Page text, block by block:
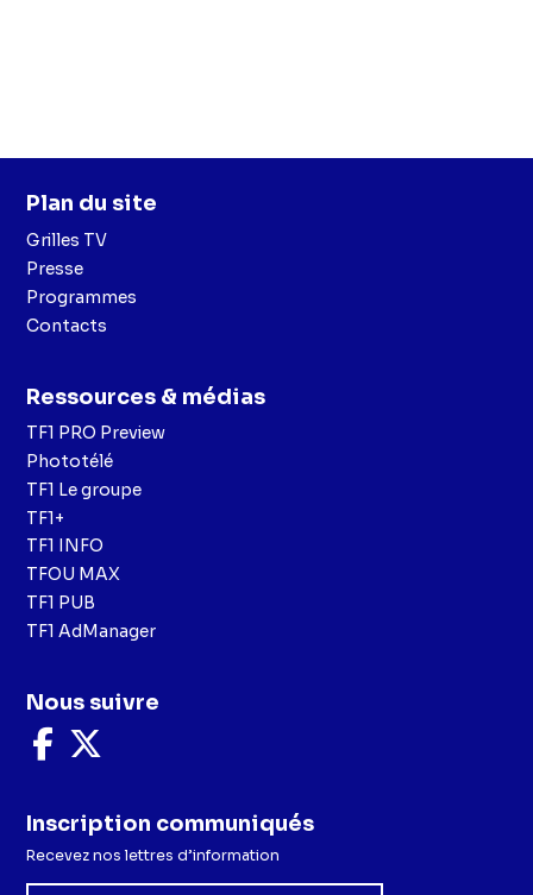
Plan du site
Grilles TV
Presse
Programmes
Contacts
Ressources & médias
TF1 PRO Preview
Phototélé
TF1 Le groupe
TF1+
TF1 INFO
TFOU MAX
TF1 PUB
TF1 AdManager
Nous suivre
Nous
suivre
Facebook
X
Inscription communiqués
Recevez nos lettres d’information